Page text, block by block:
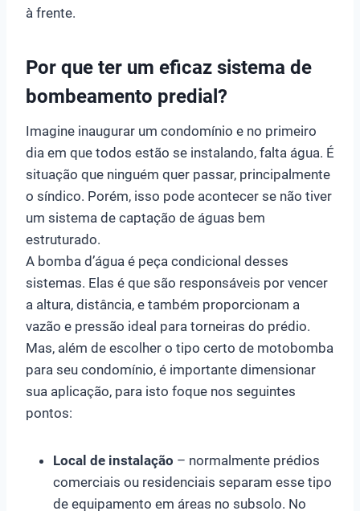
à frente.
Por que ter um eficaz sistema de
bombeamento predial?
Imagine inaugurar um condomínio e no primeiro
dia em que todos estão se instalando, falta água. É
situação que ninguém quer passar, principalmente
o síndico. Porém, isso pode acontecer se não tiver
um sistema de captação de águas bem
estruturado.
A bomba d’água é peça condicional desses
sistemas. Elas é que são responsáveis por vencer
a altura, distância, e também proporcionam a
vazão e pressão ideal para torneiras do prédio.
Mas, além de escolher o tipo certo de motobomba
para seu condomínio, é importante dimensionar
sua aplicação, para isto foque nos seguintes
pontos:
Local de instalação – normalmente prédios
comerciais ou residenciais separam esse tipo
de equipamento em áreas no subsolo. No